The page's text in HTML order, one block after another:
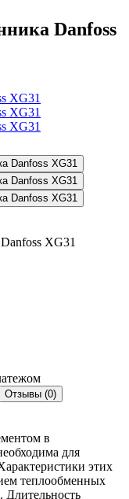
Danfoss
XG31
Отзывы (0)
в
для
этих
теплообменных
Длительность